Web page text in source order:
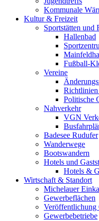
Kommunale
Kultur & Freizeit
Sportstätten und
Hallenbad
Fußball-
Vereine
Richtlinien
Politische
Nahverkehr
VGN
Badesee Rudufer
Wanderwege
Bootswandern
Hotels und
Hotels &
Wirtschaft & Standort
Michelauer
Gewerbeflächen
Veröffentlichung
Gewerbebetriebe